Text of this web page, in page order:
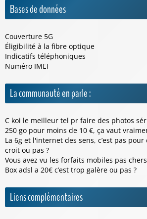
Bases de données
Couverture 5G
Éligibilité à la fibre optique
Indicatifs téléphoniques
Numéro IMEI
La communauté en parle :
C koi le meilleur tel pr faire des photos
250 go pour moins de 10 €, ça vaut
La 6g et l'internet des sens, c’est pas
croit ou pas ?
Vous avez vu les forfaits mobiles pas
Box adsl a 20€ c’est trop galère ou pas ?
Liens complémentaires